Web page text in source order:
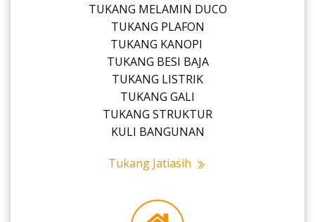
TUKANG MELAMIN DUCO
TUKANG PLAFON
TUKANG KANOPI
TUKANG BESI BAJA
TUKANG LISTRIK
TUKANG GALI
TUKANG STRUKTUR
KULI BANGUNAN
Tukang Jatiasih